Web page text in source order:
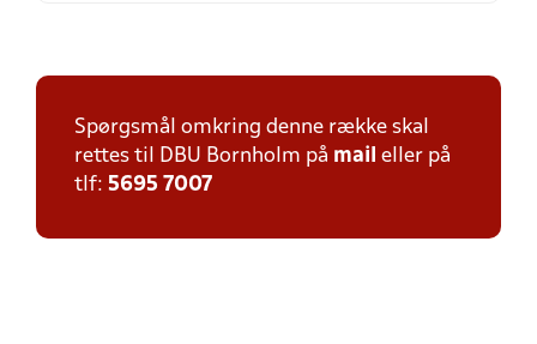
Spørgsmål omkring denne række skal
rettes til DBU Bornholm på mail eller på
tlf: 5695 7007